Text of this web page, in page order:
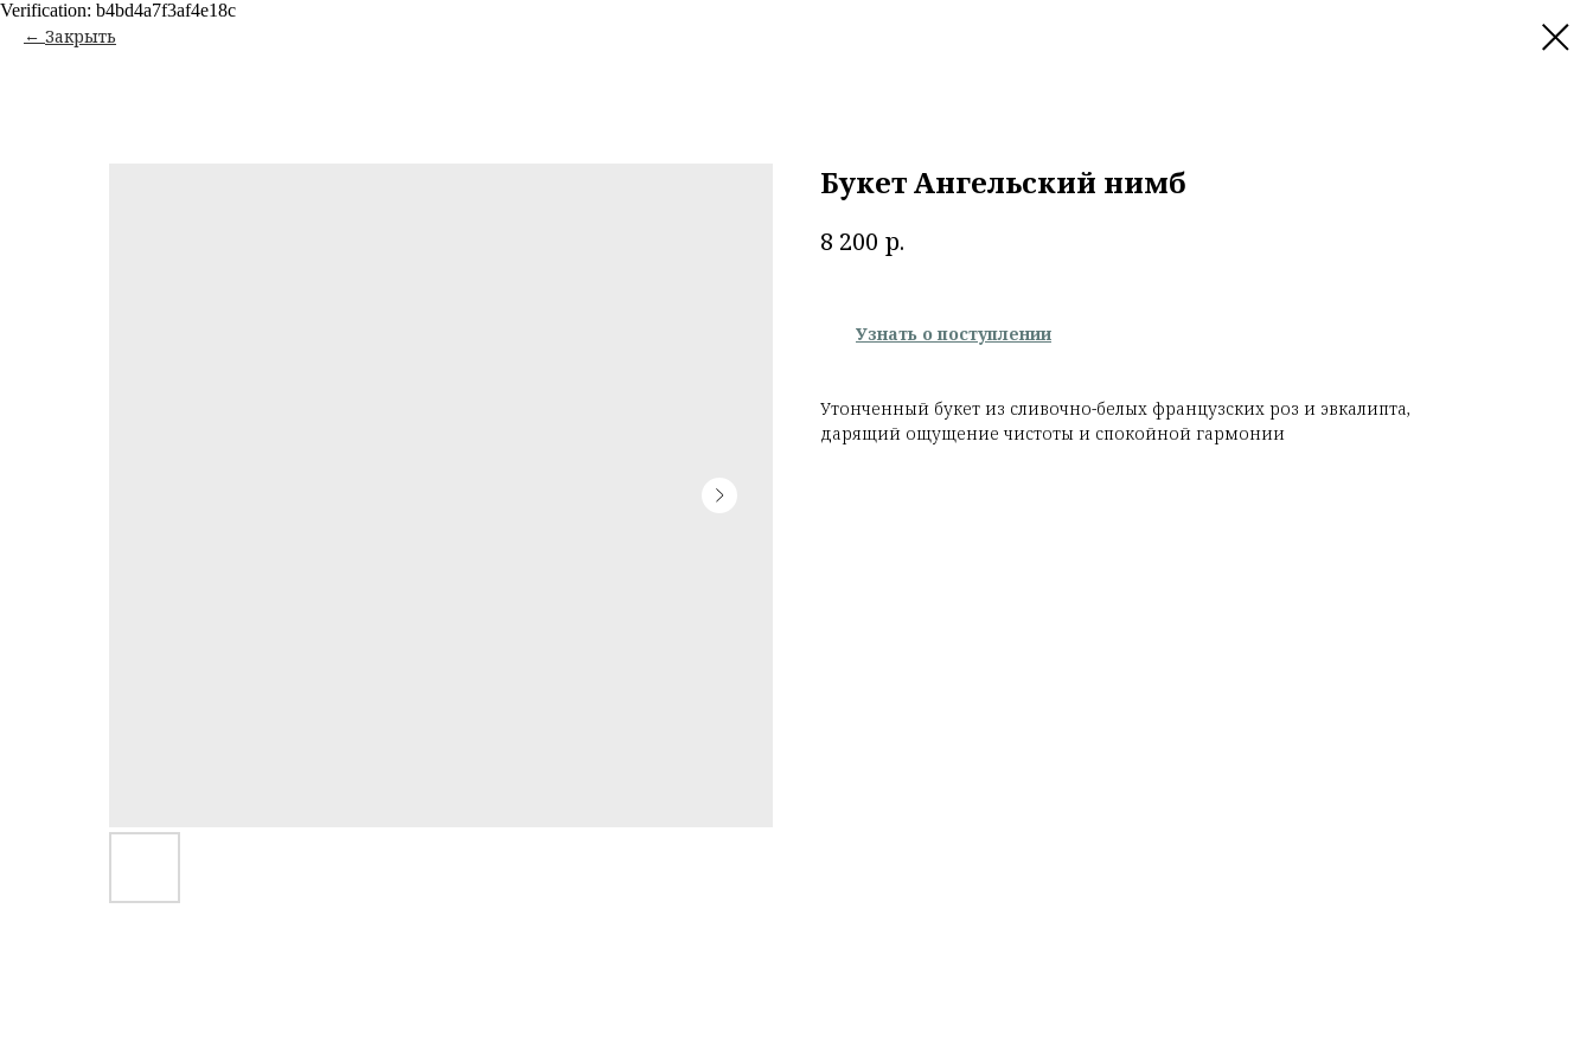
Verification: b4bd4a7f3af4e18c
Закрыть
Букет Ангельский нимб
8 200 р.
Узнать о поступлении
Утонченный букет из сливочно-белых французских роз и эвкалипта,
дарящий ощущение чистоты и спокойной гармонии